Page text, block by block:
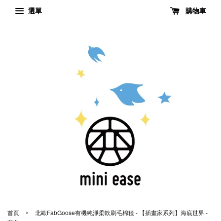
選單 購物車
首頁 ›
北歐FabGoose有機純淨柔軟刷毛棉毯 - 【插畫家系列】海底世界 -